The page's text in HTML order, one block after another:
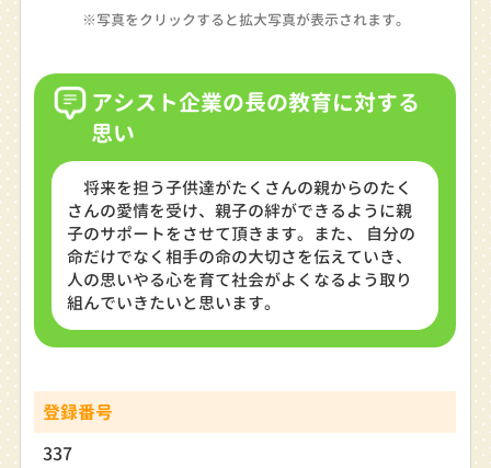
※写真をクリックすると拡大写真が表示されます。
アシスト企業の長の教育に対する
思い
将来を担う子供達がたくさんの親からのたく
さんの愛情を受け、親子の絆ができるように親
子のサポートをさせて頂きます。また、 自分の
命だけでなく相手の命の大切さを伝えていき、
人の思いやる心を育て社会がよくなるよう取り
組んでいきたいと思います。
登録番号
337